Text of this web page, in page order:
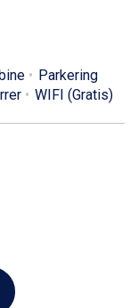
Parkering
WIFI (Gratis)